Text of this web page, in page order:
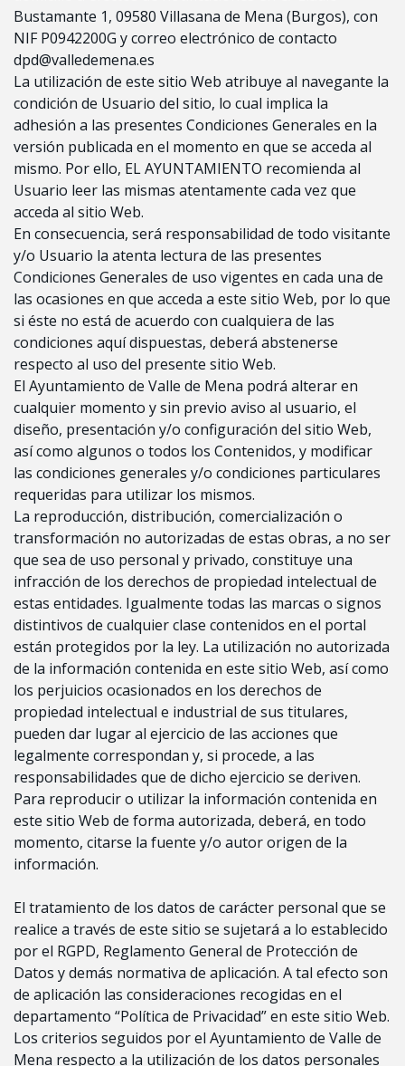
Bustamante 1, 09580 Villasana de Mena (Burgos), con
NIF P0942200G y correo electrónico de contacto
dpd@valledemena.es
La utilización de este sitio Web atribuye al navegante la
condición de Usuario del sitio, lo cual implica la
adhesión a las presentes Condiciones Generales en la
versión publicada en el momento en que se acceda al
mismo. Por ello, EL AYUNTAMIENTO recomienda al
Usuario leer las mismas atentamente cada vez que
acceda al sitio Web.
En consecuencia, será responsabilidad de todo visitante
y/o Usuario la atenta lectura de las presentes
Condiciones Generales de uso vigentes en cada una de
las ocasiones en que acceda a este sitio Web, por lo que
si éste no está de acuerdo con cualquiera de las
condiciones aquí dispuestas, deberá abstenerse
respecto al uso del presente sitio Web.
El Ayuntamiento de Valle de Mena podrá alterar en
cualquier momento y sin previo aviso al usuario, el
diseño, presentación y/o configuración del sitio Web,
así como algunos o todos los Contenidos, y modificar
las condiciones generales y/o condiciones particulares
requeridas para utilizar los mismos.
La reproducción, distribución, comercialización o
transformación no autorizadas de estas obras, a no ser
que sea de uso personal y privado, constituye una
infracción de los derechos de propiedad intelectual de
estas entidades. Igualmente todas las marcas o signos
distintivos de cualquier clase contenidos en el portal
están protegidos por la ley. La utilización no autorizada
de la información contenida en este sitio Web, así como
los perjuicios ocasionados en los derechos de
propiedad intelectual e industrial de sus titulares,
pueden dar lugar al ejercicio de las acciones que
legalmente correspondan y, si procede, a las
responsabilidades que de dicho ejercicio se deriven.
Para reproducir o utilizar la información contenida en
este sitio Web de forma autorizada, deberá, en todo
momento, citarse la fuente y/o autor origen de la
información.
El tratamiento de los datos de carácter personal que se
realice a través de este sitio se sujetará a lo establecido
por el RGPD, Reglamento General de Protección de
Datos y demás normativa de aplicación. A tal efecto son
de aplicación las consideraciones recogidas en el
departamento “Política de Privacidad” en este sitio Web.
Los criterios seguidos por el Ayuntamiento de Valle de
Mena respecto a la utilización de los datos personales